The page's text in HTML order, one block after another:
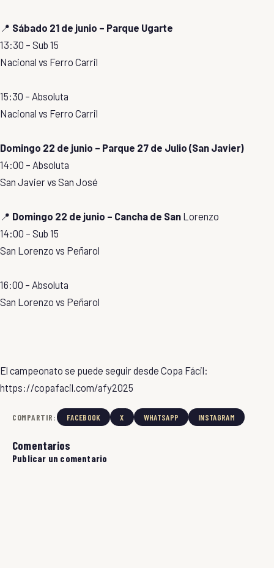
📍 Sábado 21 de junio – Parque Ugarte
13:30 – Sub 15
Nacional vs Ferro Carril
15:30 – Absoluta
Nacional vs Ferro Carril
Domingo 22 de junio – Parque 27 de Julio (San Javier)
14:00 – Absoluta
San Javier vs San José
📍 Domingo 22 de junio – Cancha de San Lorenzo
14:00 – Sub 15
San Lorenzo vs Peñarol
16:00 – Absoluta
San Lorenzo vs Peñarol
El campeonato se puede seguir desde Copa Fácil:
https://copafacil.com/afy2025
COMPARTIR: FACEBOOK X WHATSAPP INSTAGRAM
Comentarios
Publicar un comentario